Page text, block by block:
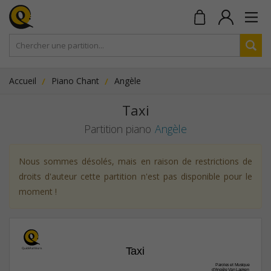
Accueil Piano Chant Angèle
Taxi
Partition piano Angèle
Nous sommes désolés, mais en raison de restrictions de
droits d'auteur cette partition n'est pas disponible pour le
moment !
Taxi
Paroles et Musique
d'Angèle Van Laeken